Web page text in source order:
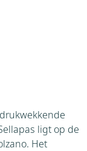
ligt op de
Het